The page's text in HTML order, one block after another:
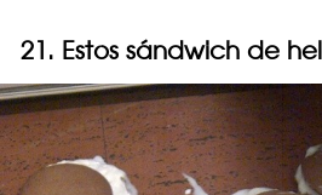
21. Estos sándwich de